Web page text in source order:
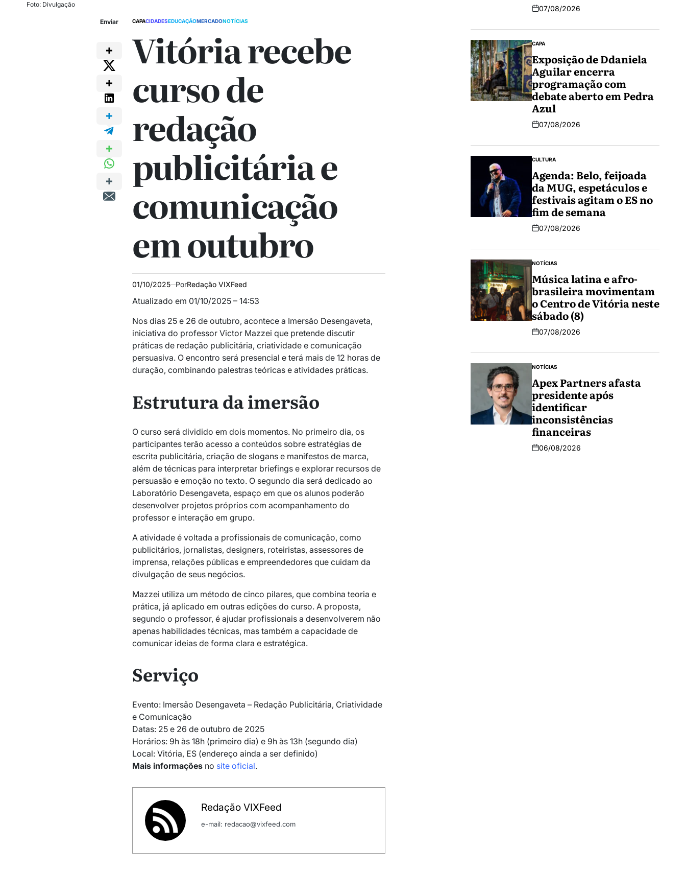
Foto: Divulgação
Enviar CAPACIDADESEDUCAÇÃOMERCADONOTÍCIAS
Vitória recebe
curso de
redação
publicitária e
comunicação
em outubro
01/10/2025 PorRedação VIXFeed
Atualizado em 01/10/2025 – 14:53
Nos dias 25 e 26 de outubro, acontece a Imersão Desengaveta,
iniciativa do professor Victor Mazzei que pretende discutir
práticas de redação publicitária, criatividade e comunicação
persuasiva. O encontro será presencial e terá mais de 12 horas de
duração, combinando palestras teóricas e atividades práticas.
Estrutura da imersão
O curso será dividido em dois momentos. No primeiro dia, os
participantes terão acesso a conteúdos sobre estratégias de
escrita publicitária, criação de slogans e manifestos de marca,
além de técnicas para interpretar briefings e explorar recursos de
persuasão e emoção no texto. O segundo dia será dedicado ao
Laboratório Desengaveta, espaço em que os alunos poderão
desenvolver projetos próprios com acompanhamento do
professor e interação em grupo.
A atividade é voltada a profissionais de comunicação, como
publicitários, jornalistas, designers, roteiristas, assessores de
imprensa, relações públicas e empreendedores que cuidam da
divulgação de seus negócios.
Mazzei utiliza um método de cinco pilares, que combina teoria e
prática, já aplicado em outras edições do curso. A proposta,
segundo o professor, é ajudar profissionais a desenvolverem não
apenas habilidades técnicas, mas também a capacidade de
comunicar ideias de forma clara e estratégica.
Serviço
Evento: Imersão Desengaveta – Redação Publicitária, Criatividade
e Comunicação
Datas: 25 e 26 de outubro de 2025
Horários: 9h às 18h (primeiro dia) e 9h às 13h (segundo dia)
Local: Vitória, ES (endereço ainda a ser definido)
Mais informações no site oficial.
Redação VIXFeed
e-mail: redacao@vixfeed.com
07/08/2026
CAPA
Exposição de Ddaniela
Aguilar encerra
programação com
debate aberto em Pedra
Azul
07/08/2026
CULTURA
Agenda: Belo, feijoada
da MUG, espetáculos e
festivais agitam o ES no
fim de semana
07/08/2026
NOTÍCIAS
Música latina e afro-
brasileira movimentam
o Centro de Vitória neste
sábado (8)
07/08/2026
NOTÍCIAS
Apex Partners afasta
presidente após
identificar
inconsistências
financeiras
06/08/2026